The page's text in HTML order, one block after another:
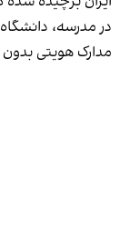
در مدرسه،
مدارک هویتی